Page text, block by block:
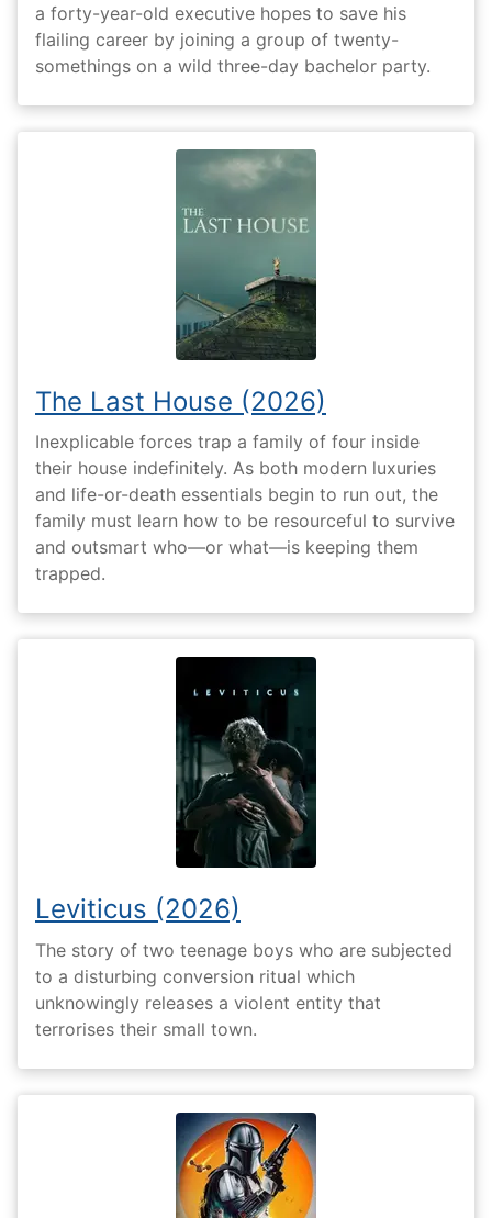
a forty-year-old executive hopes to save his
flailing career by joining a group of twenty-
somethings on a wild three-day bachelor party.
The Last House (2026)
Inexplicable forces trap a family of four inside
their house indefinitely. As both modern luxuries
and life-or-death essentials begin to run out, the
family must learn how to be resourceful to survive
and outsmart who—or what—is keeping them
trapped.
Leviticus (2026)
The story of two teenage boys who are subjected
to a disturbing conversion ritual which
unknowingly releases a violent entity that
terrorises their small town.